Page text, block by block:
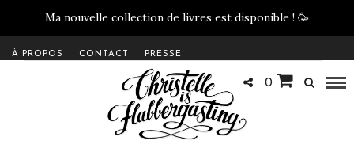
Ma nouvelle collection de livres est disponible ! 🥳
À PROPOS CONTACT PRESSE
0